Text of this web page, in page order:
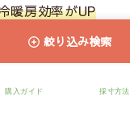
絞り込み検索
暖房効率がUP
、冬：断熱・保
線からお肌や家具